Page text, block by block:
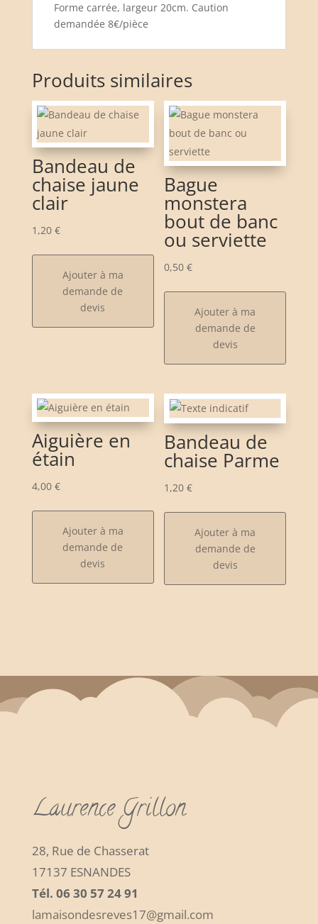
Forme carrée, largeur 20cm. Caution
demandée 8€/pièce
Produits similaires
Bandeau de
chaise jaune
clair
1,20 €
Ajouter à ma
demande de
devis
Bague
monstera
bout de banc
ou serviette
0,50€
Ajouter à ma
demande de
devis
Aiguière en
étain
4,00 €
Ajouter à ma
demande de
devis
Bandeau de
chaise Parme
1,20€
Ajouter à ma
demande de
devis
Laurence Grillon
28, Rue de Chasserat
17137 ESNANDES
Tél. 06 30 57 24 91
lamaisondesreves17@gmail.com